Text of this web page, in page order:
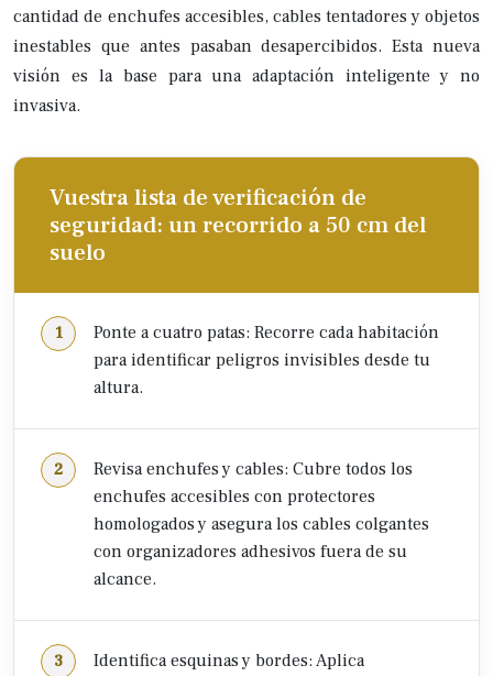
cantidad de enchufes accesibles, cables tentadores y objetos
inestables que antes pasaban desapercibidos. Esta nueva
visión es la base para una adaptación inteligente y no
invasiva.
Vuestra lista de verificación de
seguridad: un recorrido a 50 cm del
suelo
Ponte a cuatro patas: Recorre cada habitación
para identificar peligros invisibles desde tu
altura.
Revisa enchufes y cables: Cubre todos los
enchufes accesibles con protectores
homologados y asegura los cables colgantes
con organizadores adhesivos fuera de su
alcance.
Identifica esquinas y bordes: Aplica